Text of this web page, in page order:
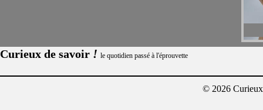
Curieux de savoir ! le quotidien passé à l'éprouvette
© 2026